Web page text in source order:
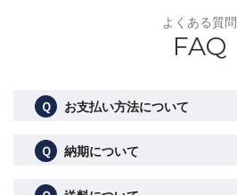
よくある質問
FAQ
Ｑ お支払い方法について
Ｑ 納期について